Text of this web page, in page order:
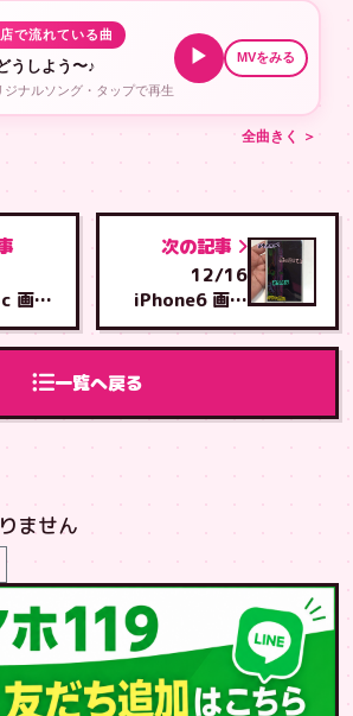
で流れている曲
うしよう〜♪
ジナルソング・タップで再生
▶ MVをみる
全曲きく ＞
画面
勢理
店へ
一覧へ戻る
次の記事
12/16
iPhone6 画面
交換 那覇市国場
からとよみ店へ
ません